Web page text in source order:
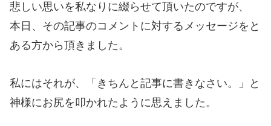
悲しい思いを私なりに綴らせて頂いたのですが、
本日、その記事のコメントに対するメッセージをと
ある方から頂きました。
私にはそれが、「きちんと記事に書きなさい。」と
神様にお尻を叩かれたように思えました。